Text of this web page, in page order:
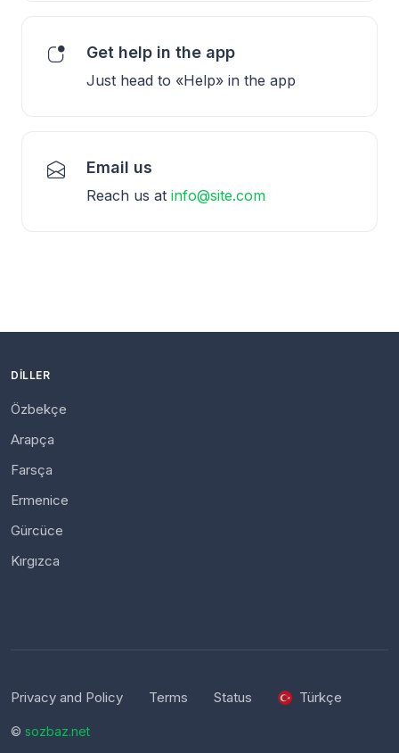
Get help in the app
Just head to «Help» in the app
Email us
Reach us at info@site.com
DILLER
Özbekçe
Arapça
Farsça
Ermenice
Gürcüce
Kırgızca
Privacy and Policy Terms Status Türkçe
© sozbaz.net